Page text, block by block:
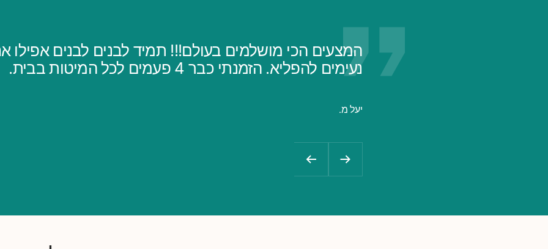
המצעים הכי מושלמים בעולם!!! תמיד לבנים לבנים אפילו
נעימים להפליא. הזמנתי כבר 4 פעמים לכל המיטות בבית.
יעל מ.
הקודם הבא